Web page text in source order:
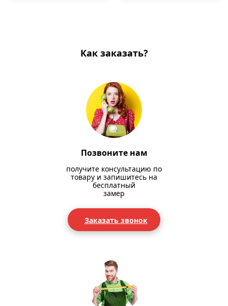
Как заказать?
Позвоните нам
получите консультацию по
товару и запишитесь на
бесплатный
замер
Заказать звонок